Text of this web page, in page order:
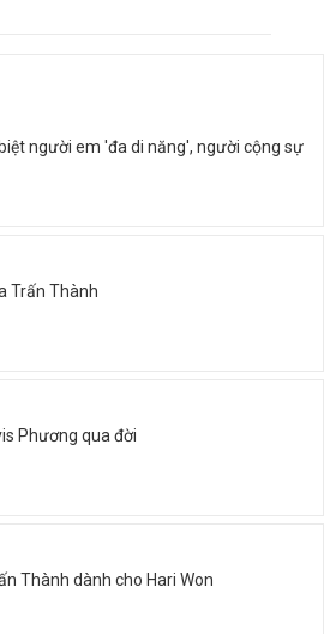
người em 'đa di năng', người cộng sự
Trấn Thành
Phương qua đời
Thành dành cho Hari Won